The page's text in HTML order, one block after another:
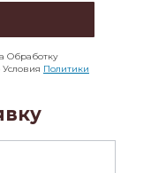
Обработку
Политики